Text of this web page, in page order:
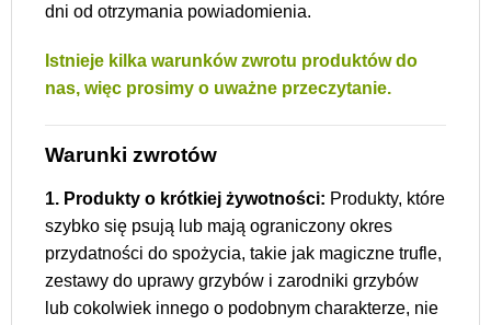
dni od otrzymania powiadomienia.
Istnieje kilka warunków zwrotu produktów do
nas, więc prosimy o uważne przeczytanie.
Warunki zwrotów
1. Produkty o krótkiej żywotności: Produkty, które
szybko się psują lub mają ograniczony okres
przydatności do spożycia, takie jak magiczne trufle,
zestawy do uprawy grzybów i zarodniki grzybów
lub cokolwiek innego o podobnym charakterze, nie